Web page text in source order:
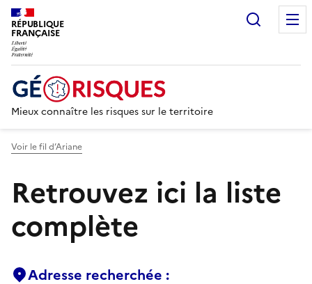
RÉPUBLIQUE
FRANÇAISE
Mieux connaître les risques sur le territoire
Voir le fil d’Ariane
Retrouvez ici la liste
complète
Adresse recherchée :